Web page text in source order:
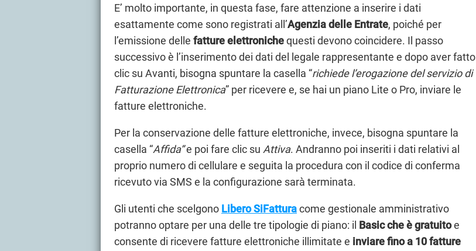
E’ molto importante, in questa fase, fare attenzione a inserire i dati
esattamente come sono registrati all’Agenzia delle Entrate, poiché per
l’emissione delle fatture elettronichequesti devono coincidere. Il passo
successivo è l’inserimento dei dati del legale rappresentante e dopo aver fatto
clic su Avanti, bisogna spuntare la casella “richiede l’erogazione del servizio di
Fatturazione Elettronica” per ricevere e, se hai un piano Lite o Pro, inviare le
fatture elettroniche.
Per la conservazione delle fatture elettroniche, invece, bisogna spuntare la
casella “Affida”e poi fare clic su Attiva. Andranno poi inseriti i dati relativi al
proprio numero di cellulare e seguita la procedura con il codice di conferma
ricevuto via SMS e la configurazione sarà terminata.
Gli utenti che scelgono Libero SiFatturacome gestionale amministrativo
potranno optare per una delle tre tipologie di piano: il Basic che è gratuitoe
consente di ricevere fatture elettroniche illimitate e inviare fino a 10 fatture